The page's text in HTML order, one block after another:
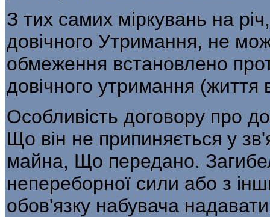
З тих самих міркувань на
довічного Утримання, не
обмеження встановлено
довічного утримання (життя
Особливість договору про
Що він не припиняється у
майна, Що передано.
непереборної сили або з
обов'язку набувача